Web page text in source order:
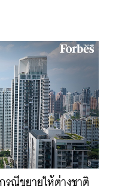
ณีขยายให้ต่างชาติ